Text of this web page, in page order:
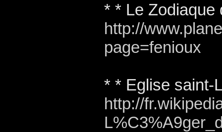
* * Le Zodiaque
http://
page=fenioux
* * Eglise saint-
http://